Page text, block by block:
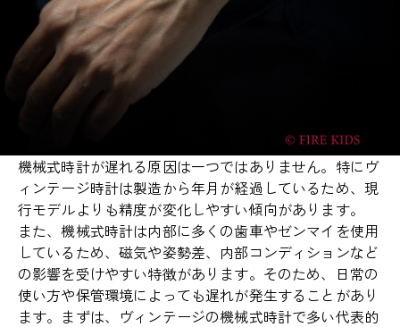
機械式時計が遅れる原因は一つではありません。特にヴ
ィンテージ時計は製造から年月が経過しているため、現
行モデルよりも精度が変化しやすい傾向があります。
また、機械式時計は内部に多くの歯車やゼンマイを使用
しているため、磁気や姿勢差、内部コンディションなど
の影響を受けやすい特徴があります。そのため、日常の
使い方や保管環境によっても遅れが発生することがあり
ます。まずは、ヴィンテージの機械式時計で多い代表的